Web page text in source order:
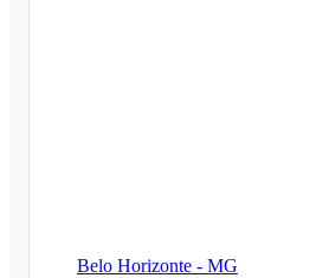
Belo Horizonte - MG